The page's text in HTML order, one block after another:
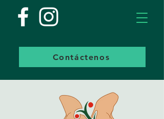
Contáctenos